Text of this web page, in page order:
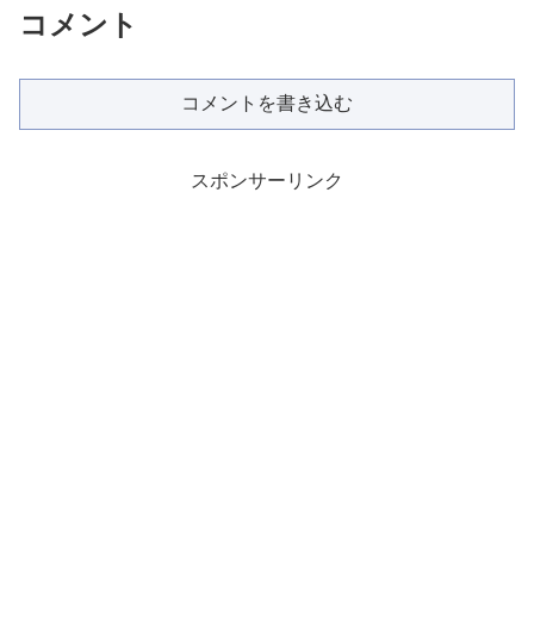
コメント
コメントを書き込む
スポンサーリンク